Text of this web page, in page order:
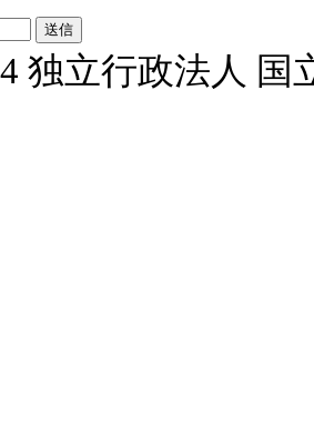
独立行政法人 国